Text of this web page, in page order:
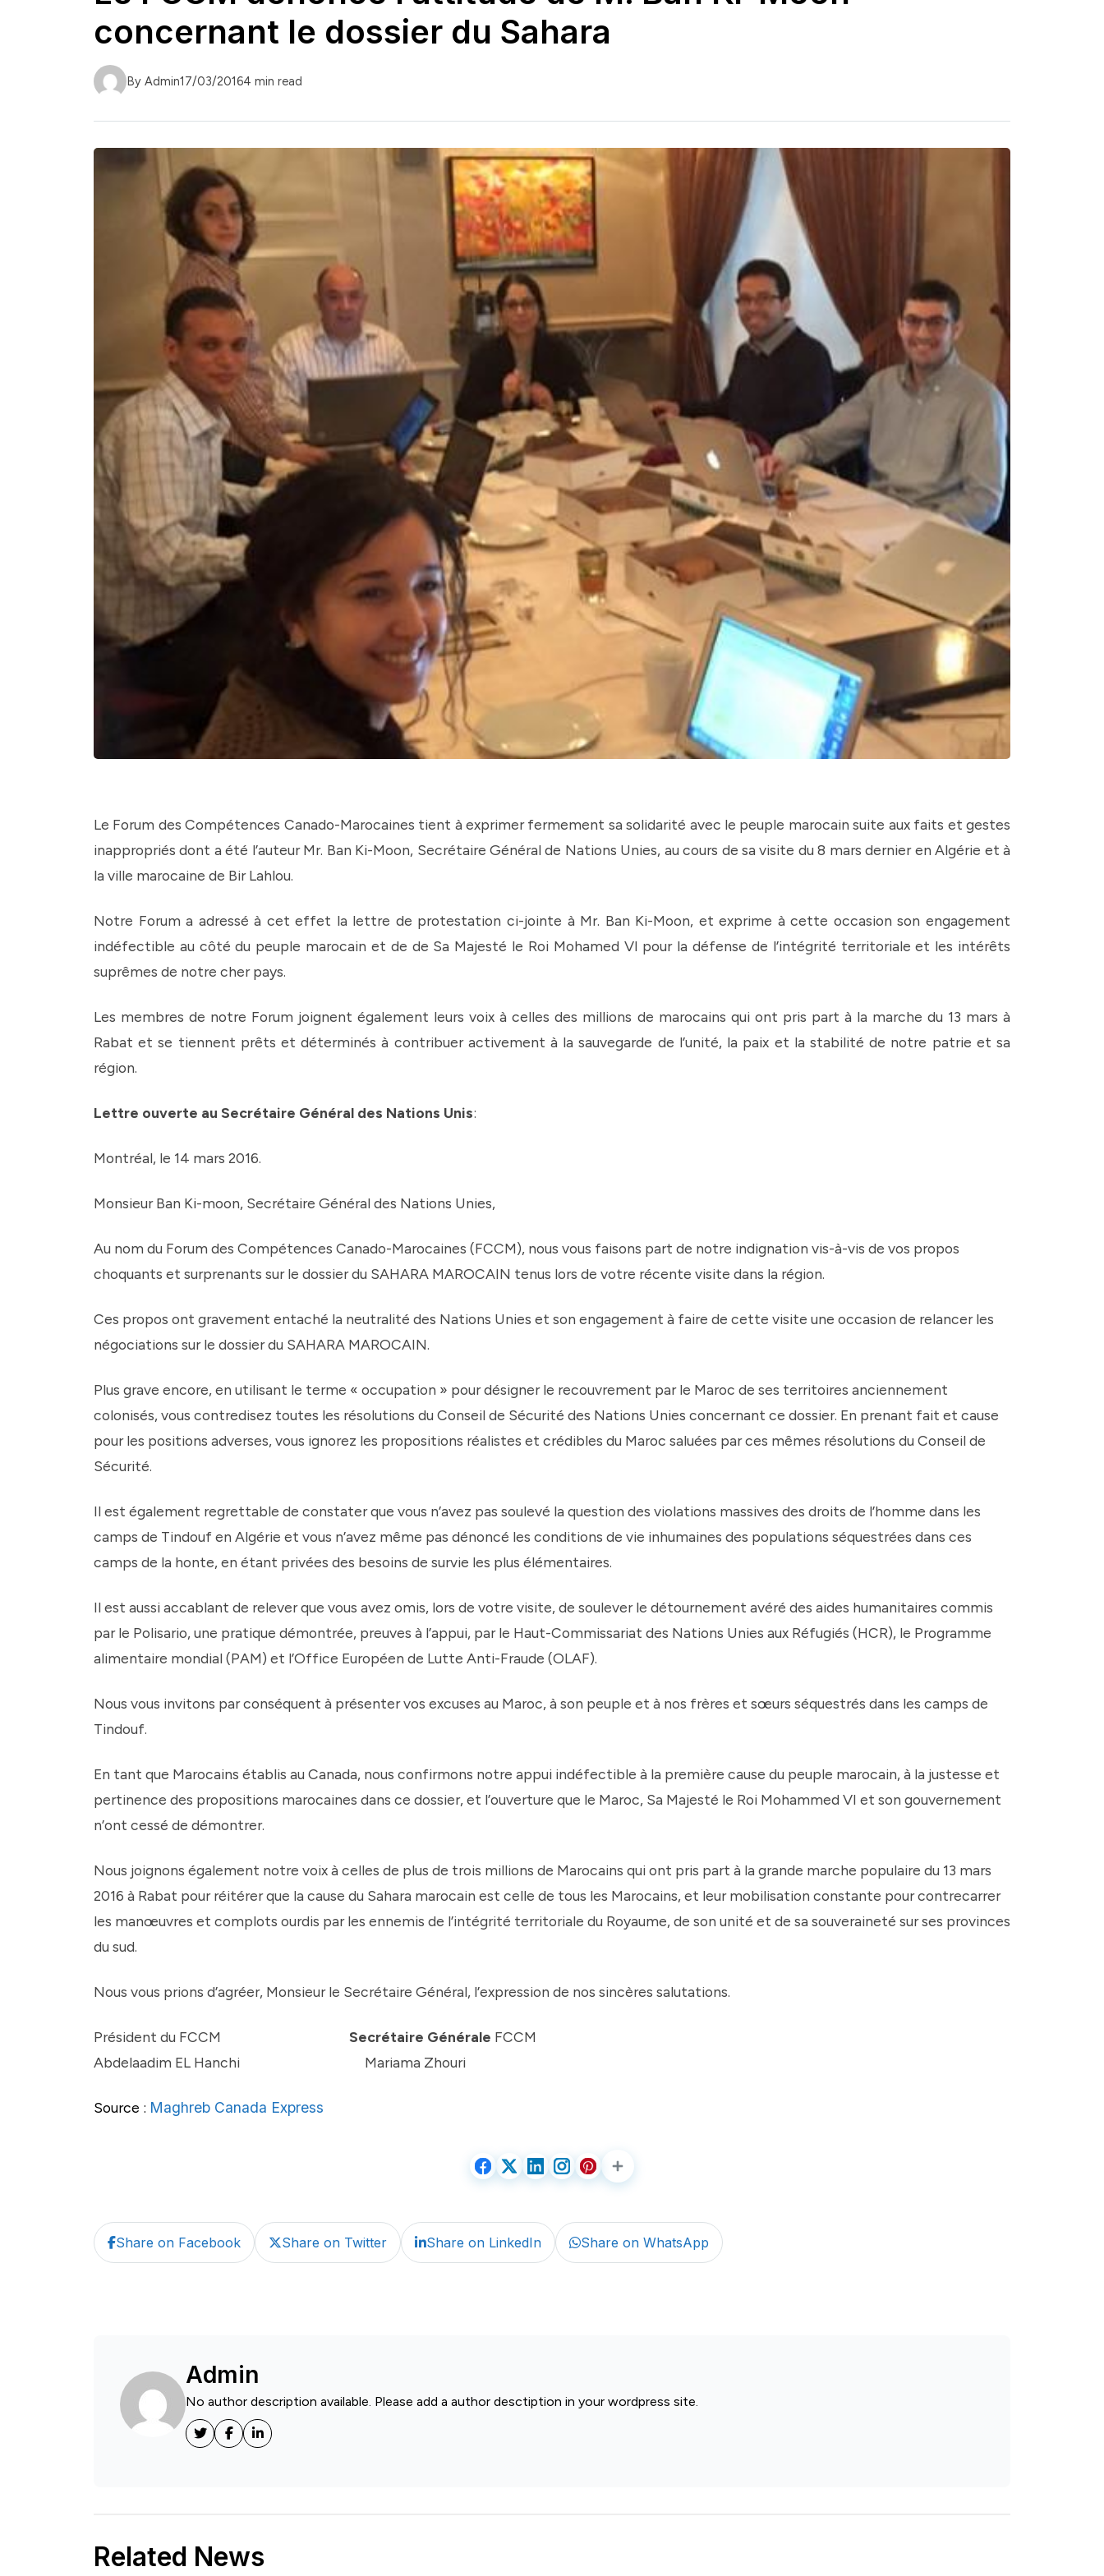
concernant le dossier du Sahara
By Admin17/03/20164 min read
Le Forum des Compétences Canado-Marocaines tient à exprimer fermement sa solidarité avec le peuple marocain suite aux faits et gestes
inappropriés dont a été l’auteur Mr. Ban Ki-Moon, Secrétaire Général de Nations Unies, au cours de sa visite du 8 mars dernier en Algérie et à
la ville marocaine de Bir Lahlou.
Notre Forum a adressé à cet effet la lettre de protestation ci-jointe à Mr. Ban Ki-Moon, et exprime à cette occasion son engagement
indéfectible au côté du peuple marocain et de de Sa Majesté le Roi Mohamed VI pour la défense de l’intégrité territoriale et les intérêts
suprêmes de notre cher pays.
Les membres de notre Forum joignent également leurs voix à celles des millions de marocains qui ont pris part à la marche du 13 mars à
Rabat et se tiennent prêts et déterminés à contribuer activement à la sauvegarde de l’unité, la paix et la stabilité de notre patrie et sa
région.
Lettre ouverte au Secrétaire Général des Nations Unis:
Montréal, le 14 mars 2016.
Monsieur Ban Ki-moon, Secrétaire Général des Nations Unies,
Au nom du Forum des Compétences Canado-Marocaines (FCCM), nous vous faisons part de notre indignation vis-à-vis de vos propos
choquants et surprenants sur le dossier du SAHARA MAROCAIN tenus lors de votre récente visite dans la région.
Ces propos ont gravement entaché la neutralité des Nations Unies et son engagement à faire de cette visite une occasion de relancer les
négociations sur le dossier du SAHARA MAROCAIN.
Plus grave encore, en utilisant le terme « occupation » pour désigner le recouvrement par le Maroc de ses territoires anciennement
colonisés, vous contredisez toutes les résolutions du Conseil de Sécurité des Nations Unies concernant ce dossier. En prenant fait et cause
pour les positions adverses, vous ignorez les propositions réalistes et crédibles du Maroc saluées par ces mêmes résolutions du Conseil de
Sécurité.
Il est également regrettable de constater que vous n’avez pas soulevé la question des violations massives des droits de l’homme dans les
camps de Tindouf en Algérie et vous n’avez même pas dénoncé les conditions de vie inhumaines des populations séquestrées dans ces
camps de la honte, en étant privées des besoins de survie les plus élémentaires.
Il est aussi accablant de relever que vous avez omis, lors de votre visite, de soulever le détournement avéré des aides humanitaires commis
par le Polisario, une pratique démontrée, preuves à l’appui, par le Haut-Commissariat des Nations Unies aux Réfugiés (HCR), le Programme
alimentaire mondial (PAM) et l’Office Européen de Lutte Anti-Fraude (OLAF).
Nous vous invitons par conséquent à présenter vos excuses au Maroc, à son peuple et à nos frères et sœurs séquestrés dans les camps de
Tindouf.
En tant que Marocains établis au Canada, nous confirmons notre appui indéfectible à la première cause du peuple marocain, à la justesse et
pertinence des propositions marocaines dans ce dossier, et l’ouverture que le Maroc, Sa Majesté le Roi Mohammed VI et son gouvernement
n’ont cessé de démontrer.
Nous joignons également notre voix à celles de plus de trois millions de Marocains qui ont pris part à la grande marche populaire du 13 mars
2016 à Rabat pour réitérer que la cause du Sahara marocain est celle de tous les Marocains, et leur mobilisation constante pour contrecarrer
les manœuvres et complots ourdis par les ennemis de l’intégrité territoriale du Royaume, de son unité et de sa souveraineté sur ses provinces
du sud.
Nous vous prions d’agréer, Monsieur le Secrétaire Général, l’expression de nos sincères salutations.
Président du FCCM Secrétaire Générale FCCM
Abdelaadim EL Hanchi Mariama Zhouri
Source : Maghreb Canada Express
Share on Facebook Share on Twitter Share on LinkedIn Share on WhatsApp
Admin
No author description available. Please add a author desctiption in your wordpress site.
Related News